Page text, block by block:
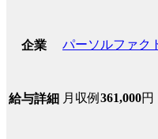
企業 パーソルファク
給与詳細 月収例 361,000円